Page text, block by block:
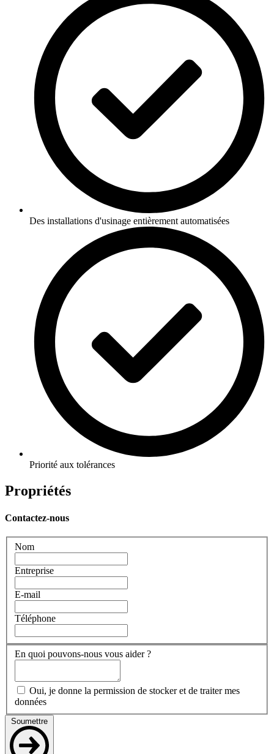
Des installations d'usinage entièrement automatisées
Priorité aux tolérances
Propriétés
Contactez-nous
Nom
Entreprise
E-mail
Téléphone
En quoi pouvons-nous vous aider ?
Oui, je donne la permission de stocker et de traiter mes
données
Soumettre